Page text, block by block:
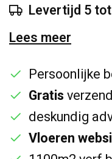
Levertijd 5
Lees meer
Persoonlijke
Gratis
deskundig
Vloeren